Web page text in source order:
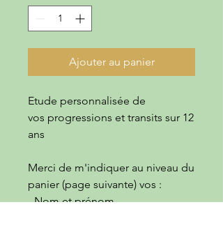
Ajouter au panier
Etude personnalisée de
vos progressions et transits sur 12
ans
Merci de m'indiquer au niveau du
panier (page suivante) vos :
- Nom et prénom